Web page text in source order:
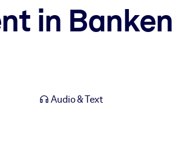
in Banken
Audio & Text